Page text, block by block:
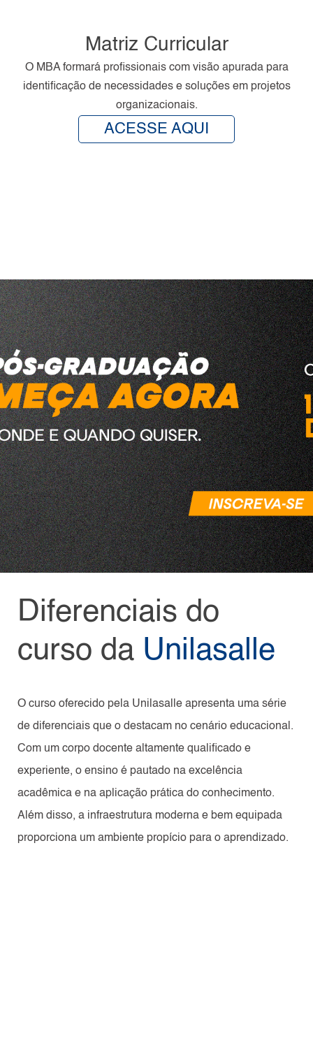
Matriz Curricular
O MBA formará profissionais com visão apurada para
identificação de necessidades e soluções em projetos
organizacionais.
ACESSE AQUI
Diferenciais do
curso da Unilasalle
O curso oferecido pela Unilasalle apresenta uma série
de diferenciais que o destacam no cenário educacional.
Com um corpo docente altamente qualificado e
experiente, o ensino é pautado na excelência
acadêmica e na aplicação prática do conhecimento.
Além disso, a infraestrutura moderna e bem equipada
proporciona um ambiente propício para o aprendizado.